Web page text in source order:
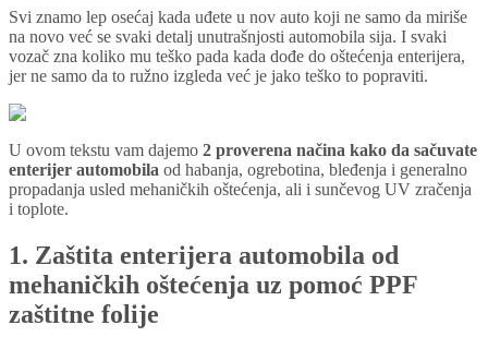
Svi znamo lep osećaj kada uđete u nov auto koji ne samo da miriše
na novo već se svaki detalj unutrašnjosti automobila sija. I svaki
vozač zna koliko mu teško pada kada dođe do oštećenja enterijera,
jer ne samo da to ružno izgleda već je jako teško to popraviti.
U ovom tekstu vam dajemo 2 proverena načina kako da sačuvate
enterijer automobila od habanja, ogrebotina, bleđenja i generalno
propadanja usled mehaničkih oštećenja, ali i sunčevog UV zračenja
i toplote.
1. Zaštita enterijera automobila od
mehaničkih oštećenja uz pomoć PPF
zaštitne folije